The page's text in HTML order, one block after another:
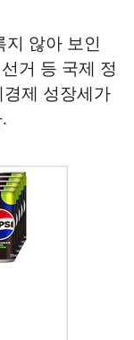
않아 보인
거 등 국제 정
제 성장세가